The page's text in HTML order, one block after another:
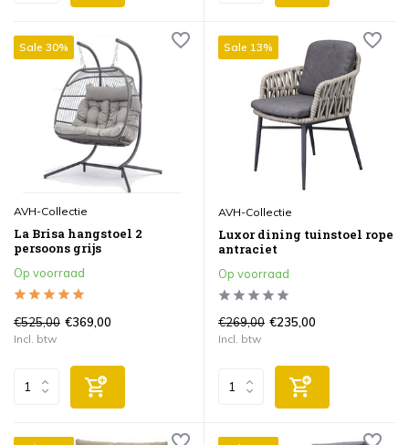
Sale 30%
AVH-Collectie
La Brisa hangstoel 2
persoons grijs
Op voorraad
€525,00 €369,00
Incl. btw
Sale 13%
AVH-Collectie
Luxor dining tuinstoel rope
antraciet
Op voorraad
€269,00 €235,00
Incl. btw